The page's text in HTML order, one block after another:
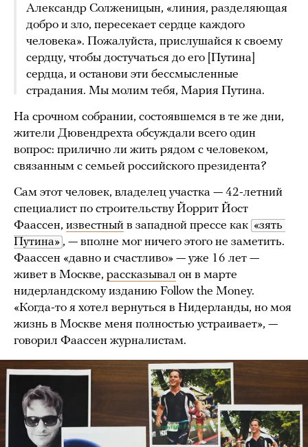
Александр Солженицын, «линия, разделяющая
добро и зло, пересекает сердце каждого
человека». Пожалуйста, прислушайся к своему
сердцу, чтобы достучаться до его [Путина]
сердца, и останови эти бессмысленные
страдания. Мы молим тебя, Мария Путина.
На срочном собрании, состоявшемся в те же дни,
жители Дювендрехта обсуждали всего один
вопрос: прилично ли жить рядом с человеком,
связанным с семьей российского президента?
Сам этот человек, владелец участка — 42-летний
специалист по строительству Йоррит Йост
Фаассен, известный в западной прессе как «зять
Путина» , — вполне мог ничего этого не заметить.
Фаассен «давно и счастливо» — уже 16 лет —
живет в Москве, рассказывал он в марте
нидерландскому изданию Follow the Money.
«Когда-то я хотел вернуться в Нидерланды, но моя
жизнь в Москве меня полностью устраивает», —
говорил Фаассен журналистам.